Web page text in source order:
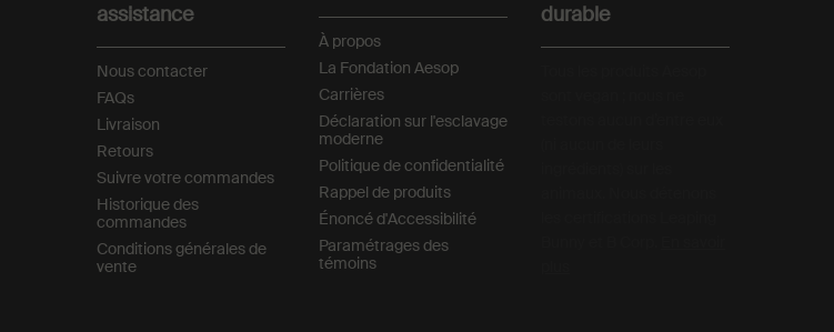
assistance
Nous contacter
FAQs
Livraison
Retours
Suivre votre commandes
Historique des
commandes
Conditions générales de
vente
À propos
La Fondation Aesop
Carrières
Déclaration sur l'esclavage
moderne
Politique de confidentialité
Rappel de produits
Énoncé d'Accessibilité
Paramétrages des
témoins
durable